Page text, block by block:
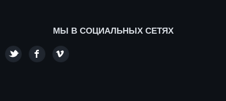
МЫ В СОЦИАЛЬНЫХ СЕТЯХ